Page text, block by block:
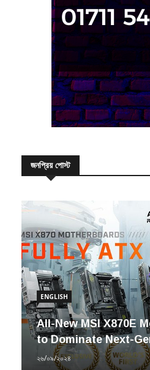
জনপ্রিয় পোস্ট
ENGLISH
All-New MSI X870E
to Dominate Next-
২৬/০৯/২০২৪